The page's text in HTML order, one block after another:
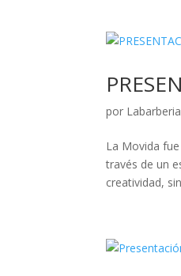
por Labarberia
La Movida
través de un
creatividad,